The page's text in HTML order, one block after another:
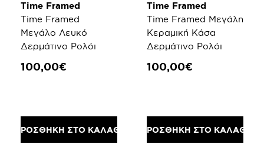
Time Framed
Time Framed
Μεγάλο Λευκό
Δερμάτινο Ρολόι
100,00€
ΠΡΟΣΘΗΚΗ ΣΤΟ ΚΑΛΑΘΙ
Time Framed
Time Framed Μεγάλη
Κεραμική Κάσα
Δερμάτινο Ρολόι
100,00€
ΠΡΟΣΘΗΚΗ ΣΤΟ ΚΑΛΑΘΙ